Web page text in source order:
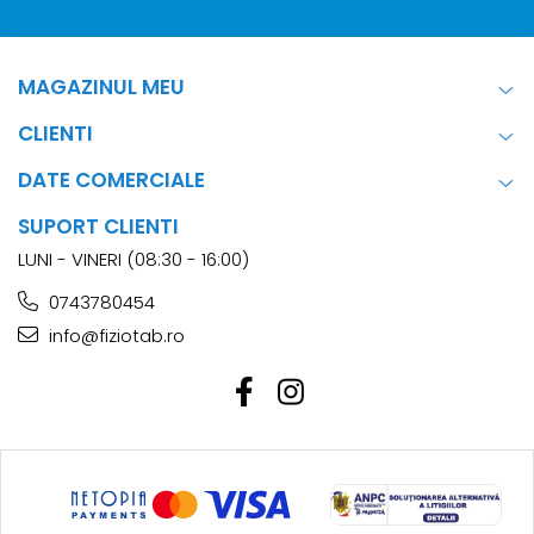
MAGAZINUL MEU
CLIENTI
DATE COMERCIALE
SUPORT CLIENTI
LUNI - VINERI (08:30 - 16:00)
0743780454
info@fiziotab.ro